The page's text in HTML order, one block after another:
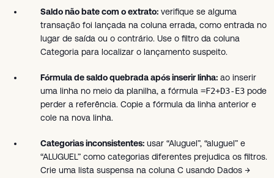
Saldo não bate com o extrato: verifique se alguma
transação foi lançada na coluna errada, como entrada no
lugar de saída ou o contrário. Use o filtro da coluna
Categoria para localizar o lançamento suspeito.
Fórmula de saldo quebrada após inserir linha: ao inserir
uma linha no meio da planilha, a fórmula =F2+D3-E3 pode
perder a referência. Copie a fórmula da linha anterior e
cole na nova linha.
Categorias inconsistentes: usar “Aluguel”, “aluguel” e
“ALUGUEL” como categorias diferentes prejudica os filtros.
Crie uma lista suspensa na coluna C usando Dados →